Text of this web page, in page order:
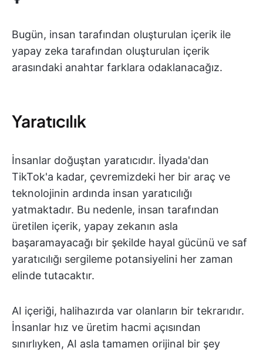
Bugün, insan tarafından oluşturulan içerik ile
yapay zeka tarafından oluşturulan içerik
arasındaki anahtar farklara odaklanacağız.
Yaratıcılık
İnsanlar doğuştan yaratıcıdır. İlyada'dan
TikTok'a kadar, çevremizdeki her bir araç ve
teknolojinin ardında insan yaratıcılığı
yatmaktadır. Bu nedenle, insan tarafından
üretilen içerik, yapay zekanın asla
başaramayacağı bir şekilde hayal gücünü ve saf
yaratıcılığı sergileme potansiyelini her zaman
elinde tutacaktır.
AI içeriği, halihazırda var olanların bir tekrarıdır.
İnsanlar hız ve üretim hacmi açısından
sınırlıyken, AI asla tamamen orijinal bir şey